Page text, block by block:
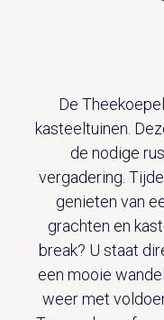
De
kasteeltuinen.
de nodige
vergadering.
genieten van
grachten en
break? U staat
een mooie
weer met